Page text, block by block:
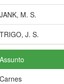
JANK, M. S.
TRIGO, J. S.
Assunto
Carnes